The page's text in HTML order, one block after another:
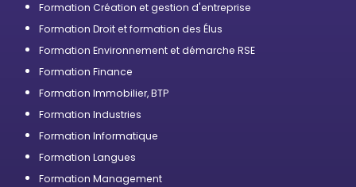
Formation Création et gestion d'entreprise
Formation Droit et formation des Élus
Formation Environnement et démarche RSE
Formation Finance
Formation Immobilier, BTP
Formation Industries
Formation Informatique
Formation Langues
Formation Management